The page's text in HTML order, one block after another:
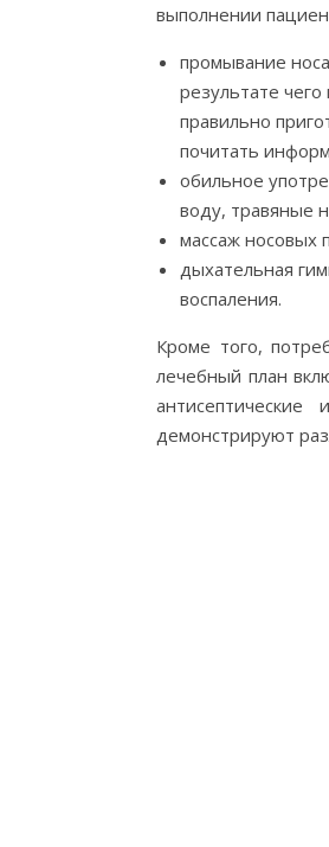
выполнении
промывание
результате
правильно
почитать
обильное
воду, травяные
массаж носовых
дыхательная
воспаления.
Кроме того,
лечебный план
демонстрируют